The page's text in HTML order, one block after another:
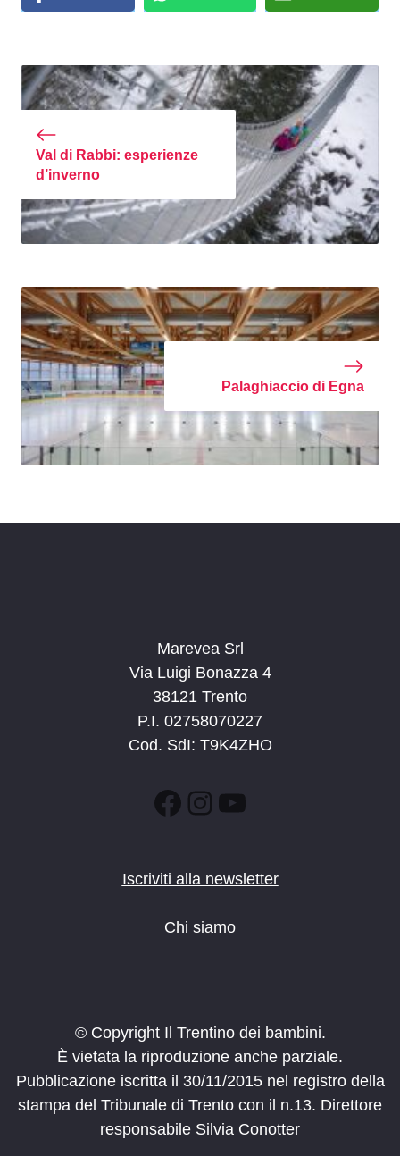
Val di Rabbi: esperienze
d’inverno
Palaghiaccio di Egna
Marevea Srl
Via Luigi Bonazza 4
38121 Trento
P.I. 02758070227
Cod. SdI: T9K4ZHO
Facebook
Instagram
YouTube
Iscriviti alla newsletter
Chi siamo
© Copyright Il Trentino dei bambini.
È vietata la riproduzione anche parziale.
Pubblicazione iscritta il 30/11/2015 nel registro della
stampa del Tribunale di Trento con il n.13. Direttore
responsabile Silvia Conotter